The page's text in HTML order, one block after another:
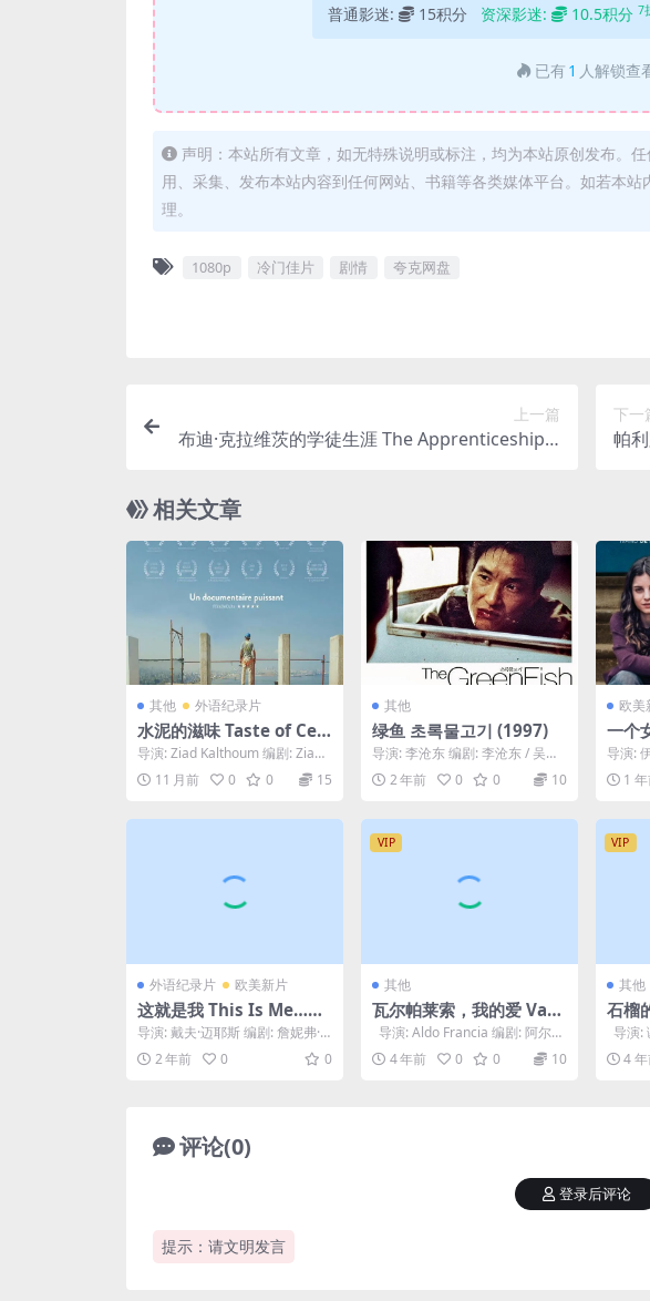
普通影迷: 15积分 资深影迷: 10.5积分 7
已有 1 人解锁查
声明：本站所有文章，如无特殊说明或标注，均为本站原创发布。
用、采集、发布本站内容到任何网站、书籍等各类媒体平台。如若本
理。
1080p 冷门佳片 剧情 夸克网盘
上一篇
布迪·克拉维茨的学徒生涯 The Apprenticeship o
下一
帕
相关文章
其他 外语纪录片
水泥的滋味 Taste of Ce
ment (2017)
导演: Ziad Kalthoum 编剧: Ziad
Kalthoum 类型: ...
11 月前 0 0 15
其他
绿鱼 초록물고기 (1997)
导演: 李沧东 编剧: 李沧东 / 吴胜
旭 主演: 韩石圭 / 沈惠珍 / 文成...
2 年前 0 0 10
欧美
一个
25)
导演:
entina
1
外语纪录片 欧美新片
这就是我 This Is Me…No
w (2024)
导演: 戴夫·迈耶斯 编剧: 詹妮弗·
洛佩兹 / Matt Walton 主演:...
2 年前 0 0
VIP
其他
瓦尔帕莱索，我的爱 Valp
araíso mi amor (1969)
导演: Aldo Francia 编剧: 阿尔多
·弗朗西亚 / J...
4 年前 0 0 10
VIP
其他
石榴
ը
导演:
ayat
4
评论(0)
提示：请文明发言
登录后评论